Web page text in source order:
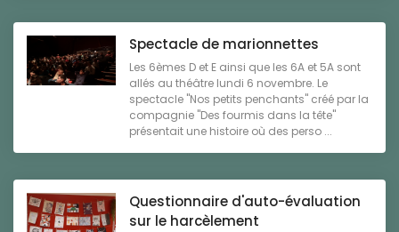
Spectacle de marionnettes
Les 6èmes D et E ainsi que les 6A et 5A sont
allés au théâtre lundi 6 novembre. Le
spectacle "Nos petits penchants" créé par la
compagnie "Des fourmis dans la tête"
présentait une histoire où des perso ...
Questionnaire d'auto-évaluation
sur le harcèlement